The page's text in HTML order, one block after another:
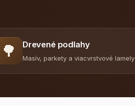
🌳 Drevené podlahy
Masív, parkety a viacvrstvové lamely